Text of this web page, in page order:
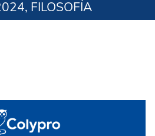
FILOSOFÍA